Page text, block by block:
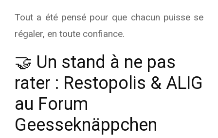
Tout a été pensé pour que chacun puisse se
régaler, en toute confiance.
🤝 Un stand à ne pas
rater : Restopolis & ALIG
au Forum
Geesseknäppchen